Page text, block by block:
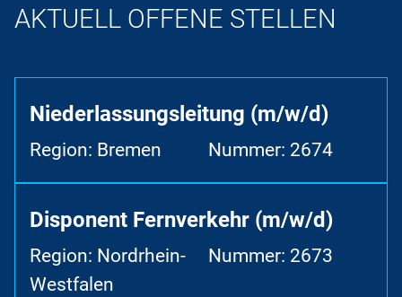
AKTUELL OFFENE STELLEN
Niederlassungsleitung (m/w/d)
Region: Bremen Nummer: 2674
Disponent Fernverkehr (m/w/d)
Region: Nordrhein-
Westfalen
Nummer: 2673